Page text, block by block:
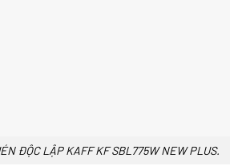
ĐỘC LẬP KAFF KF SBL775W NEW PLUS.